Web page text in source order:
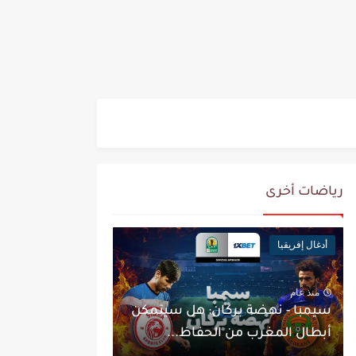
رياضات أخرى
أدغال إفريقيا
منذ عام
سيمبا - نهضة بركان: هل سيتمكن
أبطال المغرب من الحفاظ...